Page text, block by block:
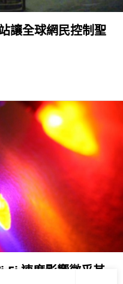
讓全球網民控制聖
Fi 速度影響微乎其